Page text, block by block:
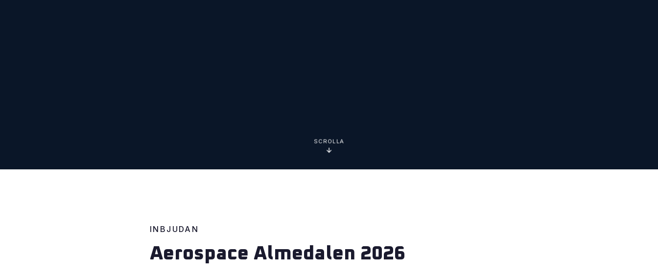
SCROLLA
INBJUDAN
Aerospace Almedalen 2026